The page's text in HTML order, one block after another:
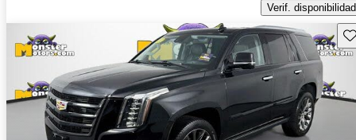
Verif. disponibilidad